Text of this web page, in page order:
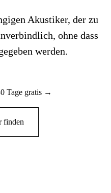
Akustiker, der zu
ohne dass
werden.
Tage gratis →
finden